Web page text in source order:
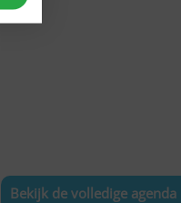
Bekijk de volledige agenda